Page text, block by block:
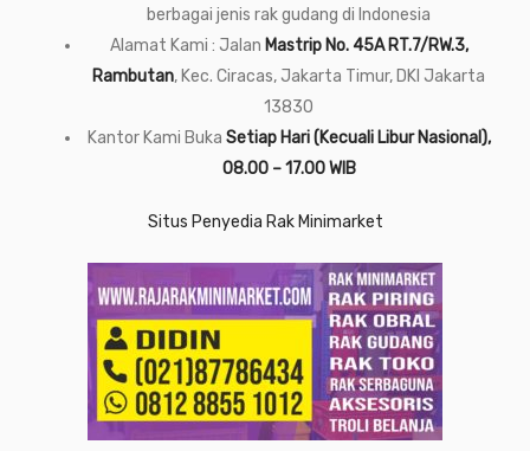
berbagai jenis rak gudang di Indonesia
Alamat Kami : Jalan Mastrip No. 45A RT.7/RW.3,
Rambutan, Kec. Ciracas, Jakarta Timur, DKI Jakarta
13830
Kantor Kami Buka Setiap Hari (Kecuali Libur Nasional),
08.00 – 17.00 WIB
Situs Penyedia Rak Minimarket